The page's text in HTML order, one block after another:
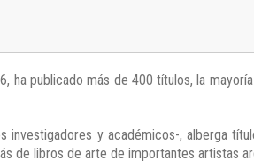
ha publicado más de 400 títulos, la
y académicos-, alberga
de libros de arte de importantes artistas